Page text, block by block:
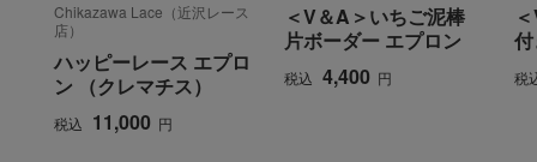
Chikazawa Lace（近沢レース
店）
ハッピーレース エプロ
ン （クレマチス）
税込 11,000 円
＜V＆A＞いちご泥棒
片ボーダー エプロン
税込 4,400 円 税